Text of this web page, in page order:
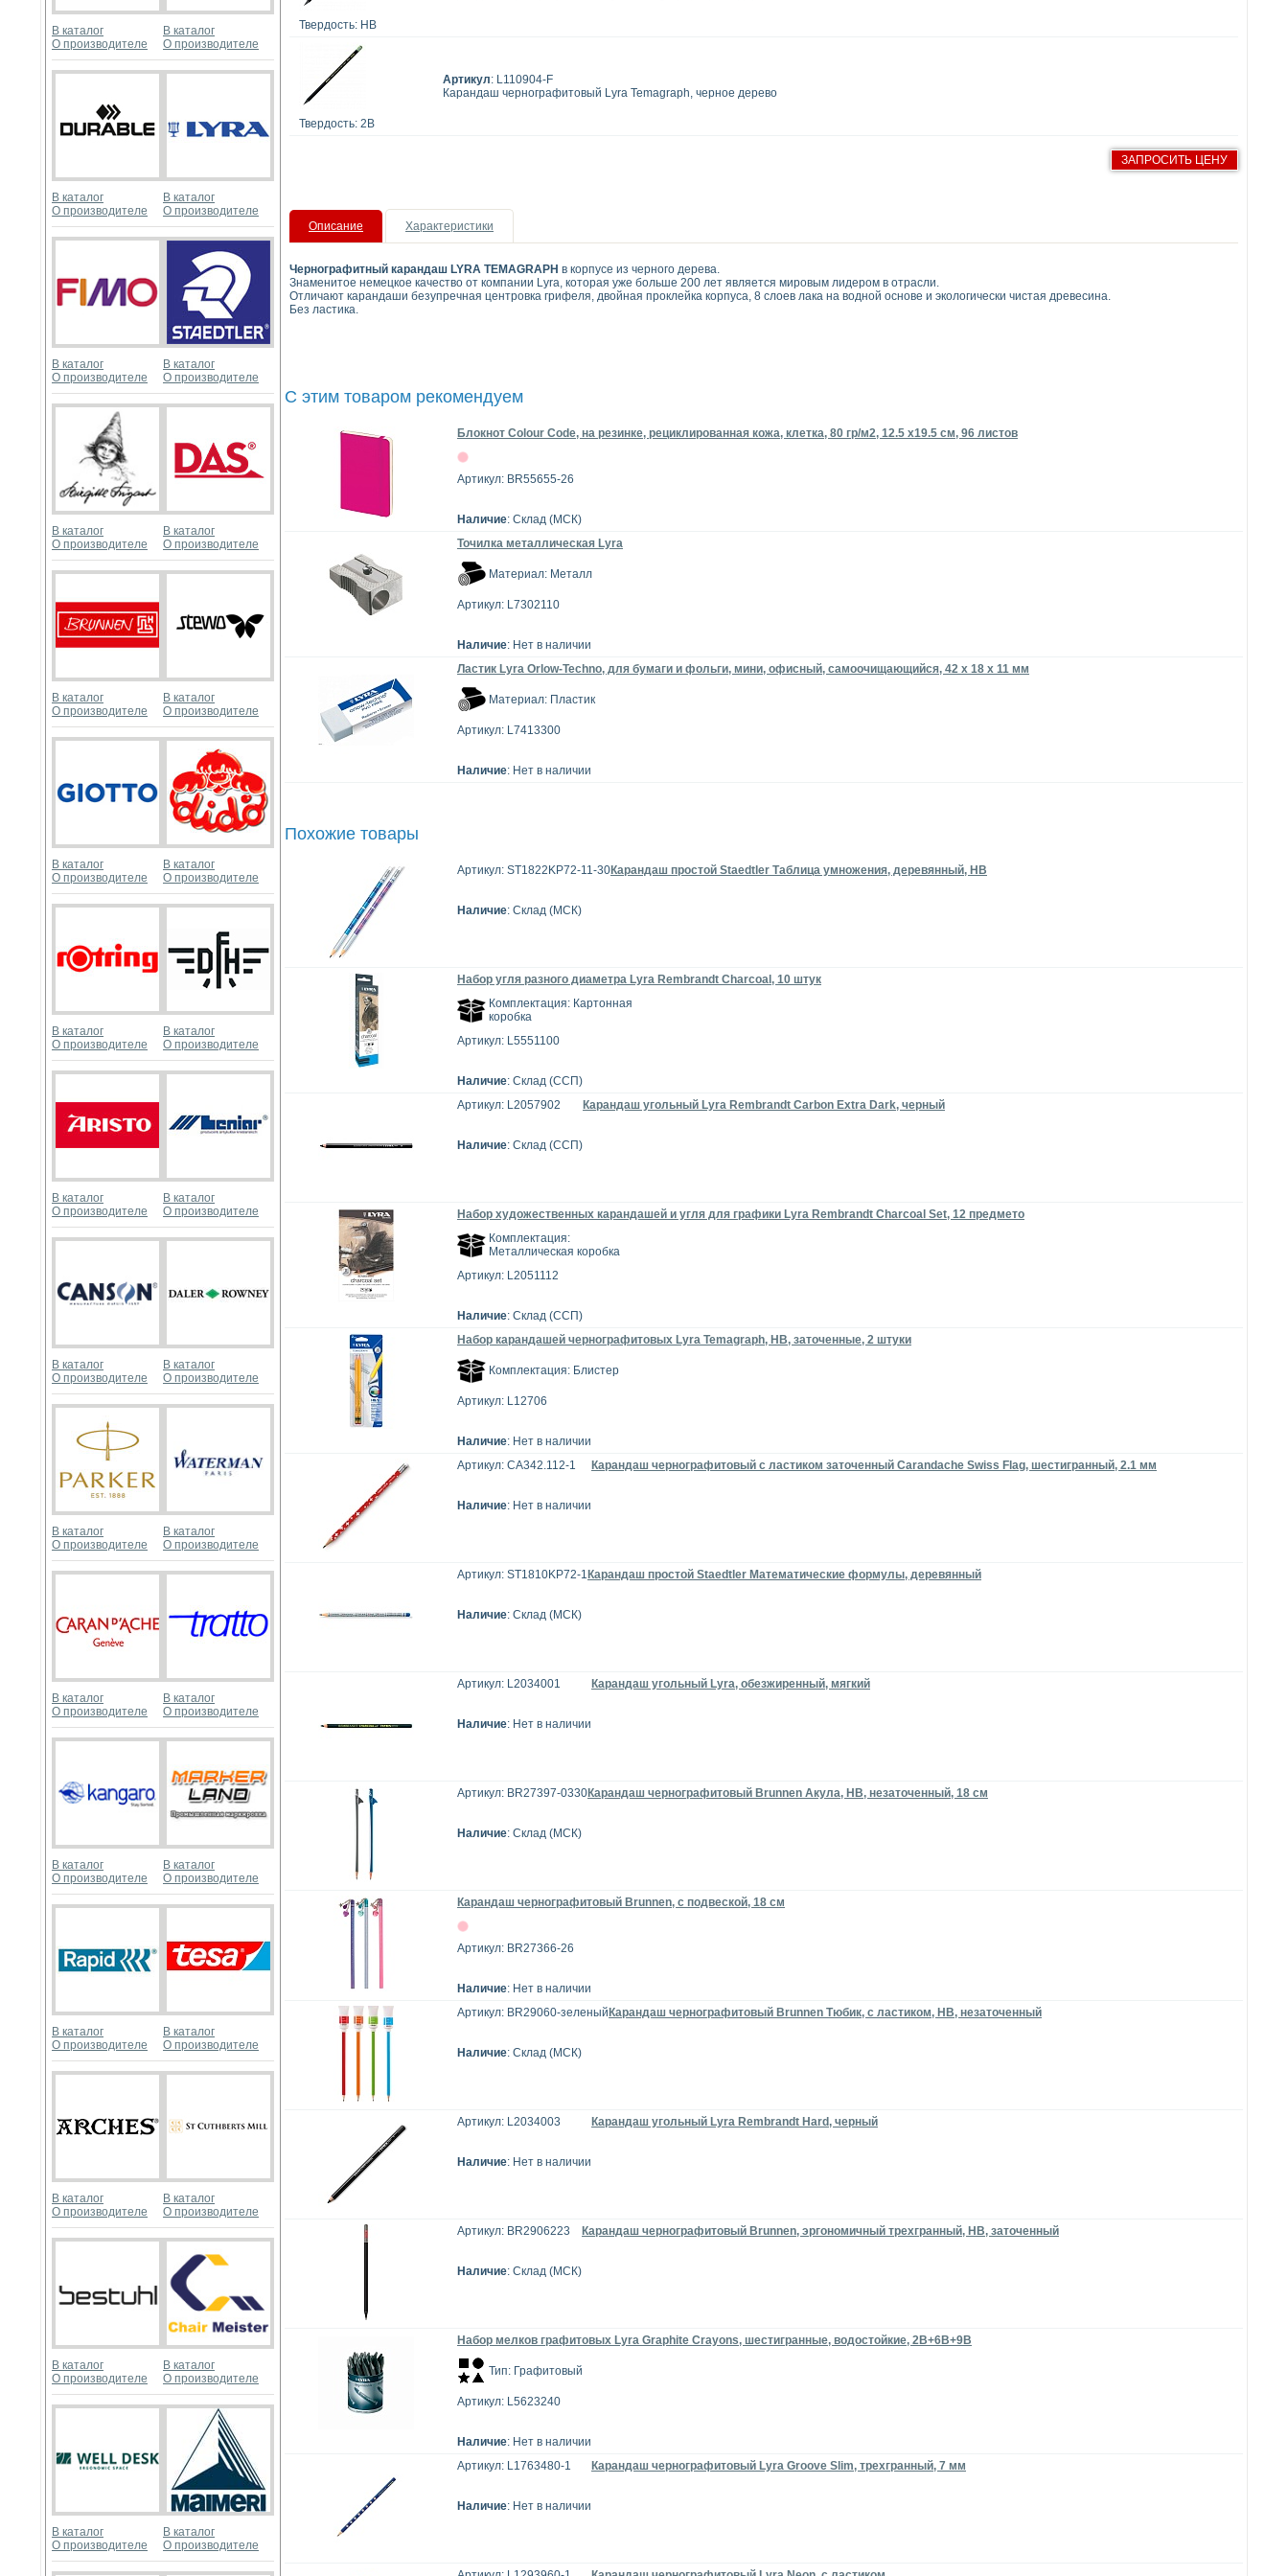
В каталог
О производителе
В каталог
О производителе
В каталог
О производителе
В каталог
О производителе
В каталог
О производителе
В каталог
О производителе
В каталог
О производителе
В каталог
О производителе
В каталог
О производителе
В каталог
О производителе
В каталог
О производителе
В каталог
О производителе
В каталог
О производителе
В каталог
О производителе
В каталог
О производителе
В каталог
О производителе
В каталог
О производителе
В каталог
О производителе
В каталог
О производителе
В каталог
О производителе
В каталог
О производителе
В каталог
О производителе
В каталог
О производителе
В каталог
О производителе
В каталог
О производителе
В каталог
О производителе
В каталог
О производителе
В каталог
О производителе
В каталог
О производителе
В каталог
О производителе
В каталог
О производителе
В каталог
О производителе
Твердость: HB
Твердость: 2В
Артикул: L110904-F
Карандаш чернографитовый Lyra Temagraph, черное дерево
ЗАПРОСИТЬ ЦЕНУ
Описание Характеристики
Чернографитный карандаш LYRA TEMAGRAPH в корпусе из черного дерева.
Знаменитое немецкое качество от компании Lyra, которая уже больше 200 лет является мировым лидером в отрасли.
Отличают карандаши безупречная центровка грифеля, двойная проклейка корпуса, 8 слоев лака на водной основе и экологически чистая древесина.
Без ластика.
С этим товаром рекомендуем
Блокнот Colour Code, на резинке, рециклированная кожа, клетка, 80 гр/м2, 12.5 х19.5 см, 96 листов
Артикул: BR55655-26
Наличие: Склад (МСК)
Точилка металлическая Lyra
Материал: Металл
Артикул: L7302110
Наличие: Нет в наличии
Ластик Lyra Orlow-Techno, для бумаги и фольги, мини, офисный, самоочищающийся, 42 x 18 x 11 мм
Материал: Пластик
Артикул: L7413300
Наличие: Нет в наличии
Похожие товары
Карандаш простой Staedtler Таблица умножения, деревянный, HB
Артикул: ST1822KP72-11-30
Наличие: Склад (МСК)
Набор угля разного диаметра Lyra Rembrandt Charcoal, 10 штук
Комплектация: Картонная
коробка
Артикул: L5551100
Наличие: Склад (ССП)
Карандаш угольный Lyra Rembrandt Carbon Extra Dark, черный
Артикул: L2057902
Наличие: Склад (ССП)
Набор художественных карандашей и угля для графики Lyra Rembrandt Charcoal Set, 12 предмето
Комплектация:
Металлическая коробка
Артикул: L2051112
Наличие: Склад (ССП)
Набор карандашей чернографитовых Lyra Temagraph, HB, заточенные, 2 штуки
Комплектация: Блистер
Артикул: L12706
Наличие: Нет в наличии
Карандаш чернографитовый с ластиком заточенный Carandache Swiss Flag, шестигранный, 2.1 мм
Артикул: CA342.112-1
Наличие: Нет в наличии
Карандаш простой Staedtler Математические формулы, деревянный
Артикул: ST1810KP72-1
Наличие: Склад (МСК)
Карандаш угольный Lyra, обезжиренный, мягкий
Артикул: L2034001
Наличие: Нет в наличии
Карандаш чернографитовый Brunnen Акула, НВ, незаточенный, 18 см
Артикул: BR27397-0330
Наличие: Склад (МСК)
Карандаш чернографитовый Brunnen, с подвеской, 18 см
Артикул: BR27366-26
Наличие: Нет в наличии
Карандаш чернографитовый Brunnen Тюбик, с ластиком, НВ, незаточенный
Артикул: BR29060-зеленый
Наличие: Склад (МСК)
Карандаш угольный Lyra Rembrandt Hard, черный
Артикул: L2034003
Наличие: Нет в наличии
Карандаш чернографитовый Brunnen, эргономичный трехгранный, HB, заточенный
Артикул: BR2906223
Наличие: Склад (МСК)
Набор мелков графитовых Lyra Graphite Crayons, шестигранные, водостойкие, 2B+6B+9В
Тип: Графитовый
Артикул: L5623240
Наличие: Нет в наличии
Карандаш чернографитовый Lyra Groove Slim, трехгранный, 7 мм
Артикул: L1763480-1
Наличие: Нет в наличии